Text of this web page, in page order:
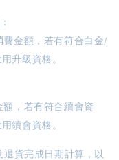
金額，若有符合白金/
升級資格。
，若有符合續會資
續會資格。
退貨完成日期計算，以